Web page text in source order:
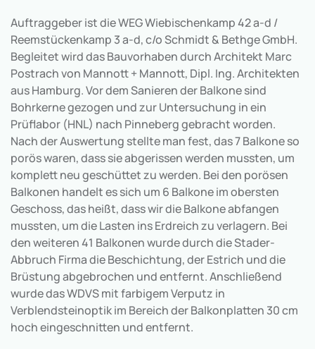
Auftraggeber ist die WEG Wiebischenkamp 42 a-d /
Reemstückenkamp 3 a-d, c/o Schmidt & Bethge GmbH.
Begleitet wird das Bauvorhaben durch Architekt Marc
Postrach von Mannott + Mannott, Dipl. Ing. Architekten
aus Hamburg. Vor dem Sanieren der Balkone sind
Bohrkerne gezogen und zur Untersuchung in ein
Prüflabor (HNL) nach Pinneberg gebracht worden.
Nach der Auswertung stellte man fest, das 7 Balkone so
porös waren, dass sie abgerissen werden mussten, um
komplett neu geschüttet zu werden. Bei den porösen
Balkonen handelt es sich um 6 Balkone im obersten
Geschoss, das heißt, dass wir die Balkone abfangen
mussten, um die Lasten ins Erdreich zu verlagern. Bei
den weiteren 41 Balkonen wurde durch die Stader-
Abbruch Firma die Beschichtung, der Estrich und die
Brüstung abgebrochen und entfernt. Anschließend
wurde das WDVS mit farbigem Verputz in
Verblendsteinoptik im Bereich der Balkonplatten 30 cm
hoch eingeschnitten und entfernt.